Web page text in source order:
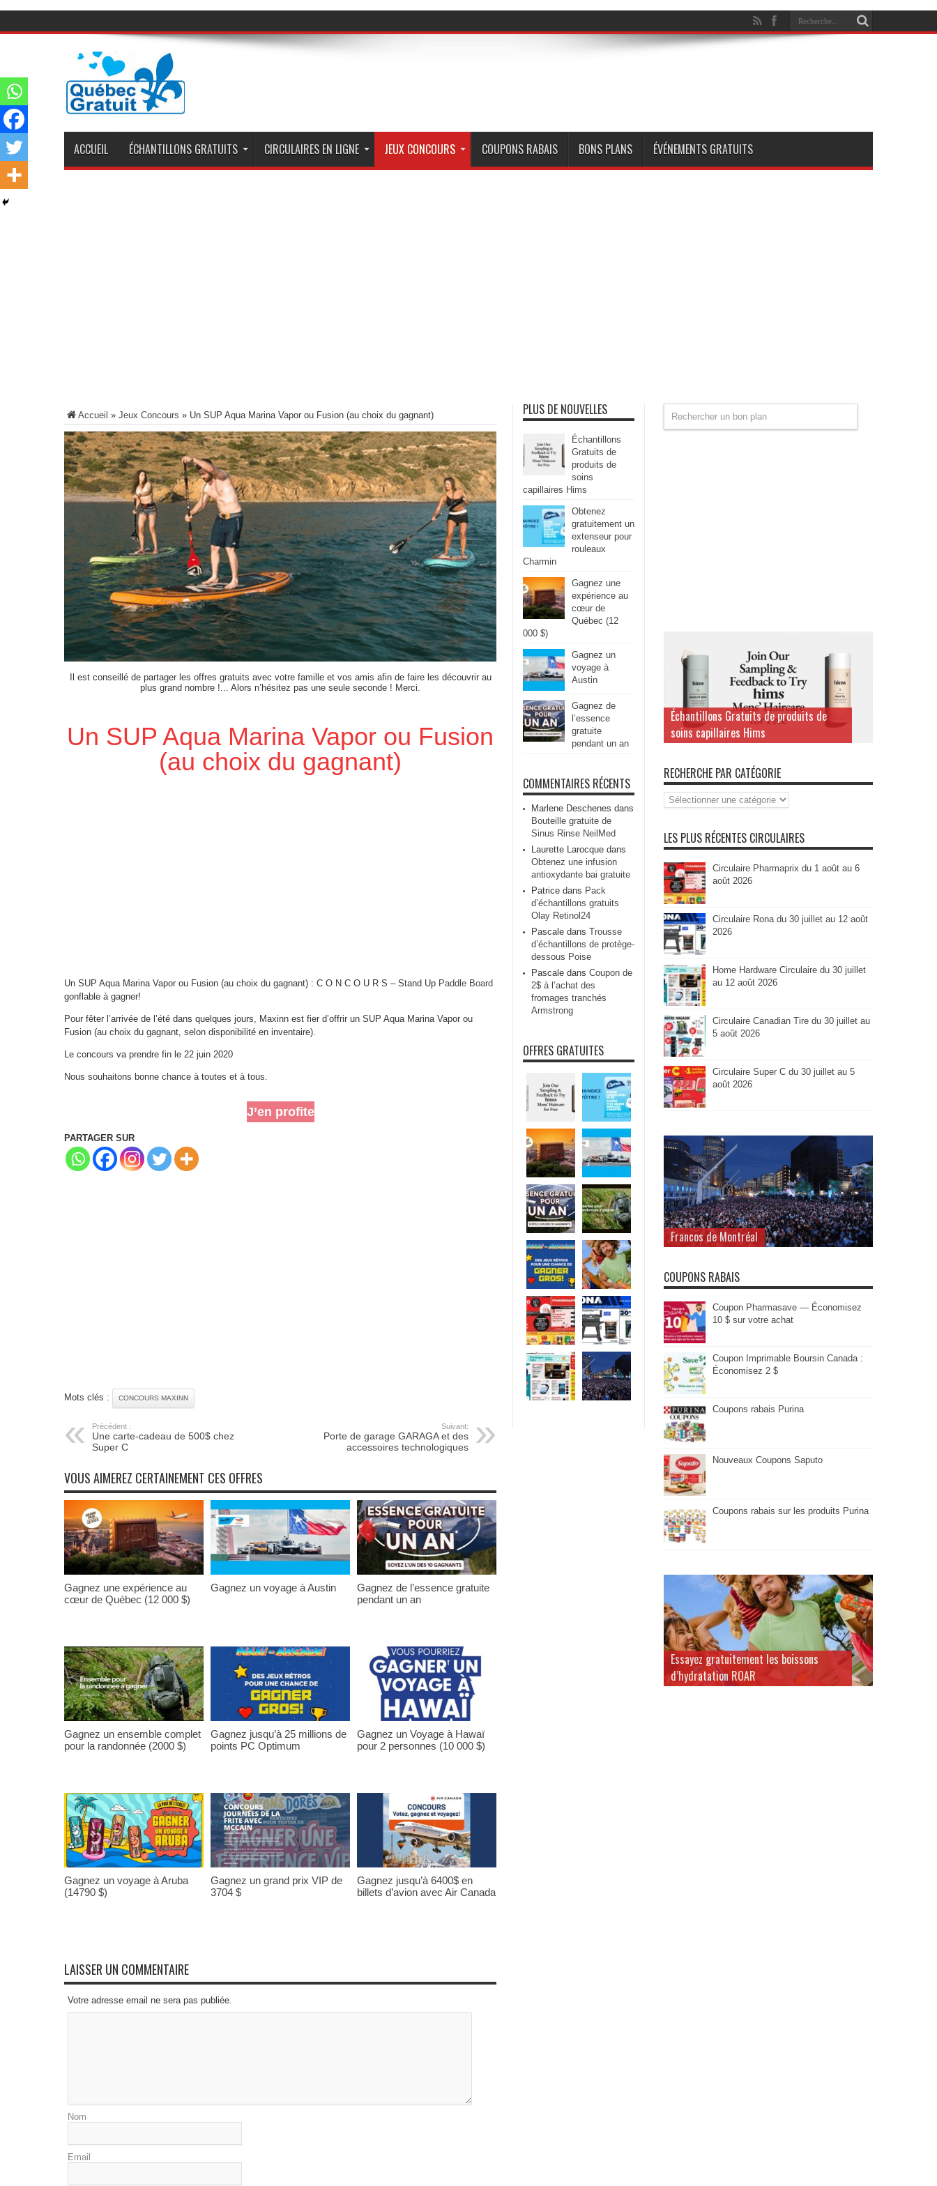
ACCUEIL ÉCHANTILLONS GRATUITS CIRCULAIRES EN LIGNE JEUX CONCOURS COUPONS RABAIS BONS PLANS ÉVÉNEMENTS GRATUITS
Accueil » Jeux Concours » Un SUP Aqua Marina Vapor ou Fusion (au choix du gagnant)
Il est conseillé de partager les offres gratuits avec votre famille et vos amis afin de faire les découvrir au
plus grand nombre !... Alors n’hésitez pas une seule seconde ! Merci.
Un SUP Aqua Marina Vapor ou Fusion
(au choix du gagnant)
Un SUP Aqua Marina Vapor ou Fusion (au choix du gagnant) : C O N C O U R S – Stand Up Paddle Board
gonflable à gagner!
Pour fêter l’arrivée de l’été dans quelques jours, Maxinn est fier d’offrir un SUP Aqua Marina Vapor ou
Fusion (au choix du gagnant, selon disponibilité en inventaire).
Le concours va prendre fin le 22 juin 2020
Nous souhaitons bonne chance à toutes et à tous.
J’en profite
PARTAGER SUR
Mots clés : CONCOURS MAXINN
Précédent :
Une carte-cadeau de 500$ chez
Super C
Suivant:
Porte de garage GARAGA et des
accessoires technologiques
VOUS AIMEREZ CERTAINEMENT CES OFFRES
Gagnez une expérience au
cœur de Québec (12 000 $)
Gagnez un voyage à Austin
Gagnez de l’essence gratuite
pendant un an
Gagnez un ensemble complet
pour la randonnée (2000 $)
Gagnez jusqu’à 25 millions de
points PC Optimum
Gagnez un Voyage à Hawaï
pour 2 personnes (10 000 $)
Gagnez un voyage à Aruba
(14790 $)
Gagnez un grand prix VIP de
3704 $
Gagnez jusqu’à 6400$ en
billets d’avion avec Air Canada
LAISSER UN COMMENTAIRE
Votre adresse email ne sera pas publiée.
Nom
Email
PLUS DE NOUVELLES
Échantillons
Gratuits de
produits de
soins
capillaires Hims
Obtenez
gratuitement un
extenseur pour
rouleaux
Charmin
Gagnez une
expérience au
cœur de
Québec (12
000 $)
Gagnez un
voyage à
Austin
Gagnez de
l’essence
gratuite
pendant un an
COMMENTAIRES RÉCENTS
Marlene Deschenes dans
Bouteille gratuite de
Sinus Rinse NeilMed
Laurette Larocque dans
Obtenez une infusion
antioxydante bai gratuite
Patrice dans Pack
d’échantillons gratuits
Olay Retinol24
Pascale dans Trousse
d’échantillons de protège-
dessous Poise
Pascale dans Coupon de
2$ à l’achat des
fromages tranchés
Armstrong
OFFRES GRATUITES
Échantillons Gratuits de produits de
soins capillaires Hims
RECHERCHE PAR CATÉGORIE
Recherche
par
LES PLUS RÉCENTES CIRCULAIRES
Circulaire Pharmaprix du 1 août au 6
août 2026
Circulaire Rona du 30 juillet au 12 août
2026
Home Hardware Circulaire du 30 juillet
au 12 août 2026
Circulaire Canadian Tire du 30 juillet au
5 août 2026
Circulaire Super C du 30 juillet au 5
août 2026
Francos de Montréal
COUPONS RABAIS
Coupon Pharmasave — Économisez
10 $ sur votre achat
Coupon Imprimable Boursin Canada :
Économisez 2 $
Coupons rabais Purina
Nouveaux Coupons Saputo
Coupons rabais sur les produits Purina
Essayez gratuitement les boissons
d’hydratation ROAR